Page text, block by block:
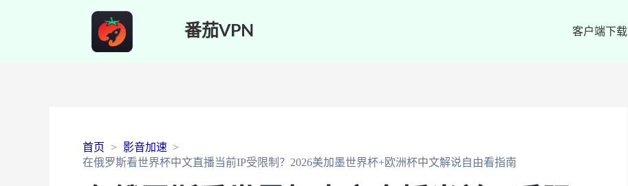
番茄VPN 客户端下载
首页
影音加速
在俄罗斯看世界杯中文直播当前IP受限制？2026美加墨世界杯+欧洲杯中文解说自由看指南